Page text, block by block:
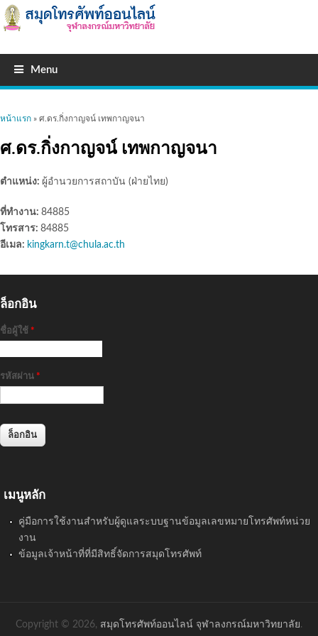
Menu
คุณอยู่ที่นี่
หน้าแรก » ศ.ดร.กิ่งกาญจน์ เทพกาญจนา
ศ.ดร.กิ่งกาญจน์ เทพกาญจนา
ตำแหน่ง: ผู้อำนวยการสถาบัน (ฝ่ายไทย)
ที่ทำงาน: 84885
โทรสาร: 84885
อีเมล: kingkarn.t@chula.ac.th
ล็อกอิน
ชื่อผู้ใช้ *
รหัสผ่าน *
เมนูหลัก
คู่มือการใช้งานสำหรับผู้ดูแลระบบฐานข้อมูลเลขหมายโทรศัพท์หน่วย
งาน
ข้อมูลเจ้าหน้าที่ที่มีสิทธิ์จัดการสมุดโทรศัพท์
Copyright © 2026, สมุดโทรศัพท์ออนไลน์ จุฬาลงกรณ์มหาวิทยาลัย.